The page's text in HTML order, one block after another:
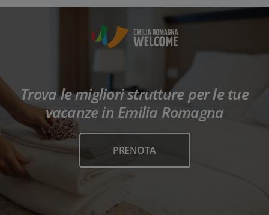
Trova le migliori strutture per le tue
vacanze in Emilia Romagna
PRENOTA